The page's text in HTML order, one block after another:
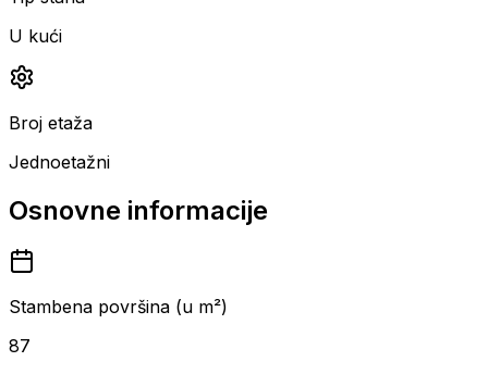
U kući
Broj etaža
Jednoetažni
Osnovne informacije
Stambena površina (u m²)
87